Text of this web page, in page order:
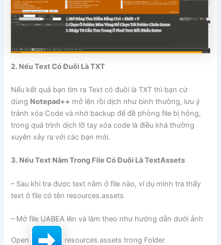
2. Nếu Text Có Đuôi Là TXT
Nếu kết quả bạn tìm ra Text có đuôi là TXT thì bạn cứ
dùng Notepad++ mở lên rồi dịch như bình thường, lưu ý
tránh xóa Code và nhớ backup để đề phòng file bị hỏng,
trong quá trình dịch lỡ tay xóa code là điều khá thường
xuyên xảy ra với các bạn mới.
3. Nếu Text Nằm Trong File Có Đuôi Là TextAssets
– Sau khi tra được text nằm ở file nào, ví dụ mình tra thấy
text ở file có tên resources.assets
– Mở file UABEA lên và làm theo như hướng dẫn dưới ảnh
Open resources.assets trong Folder